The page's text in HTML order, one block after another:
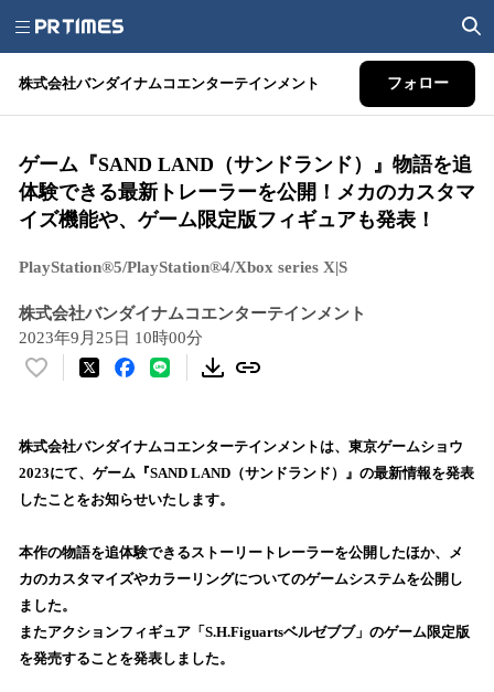
株式会社バンダイナムコエンターテインメント フォロー
ゲーム『SAND LAND（サンドランド）』物語を追
体験できる最新トレーラーを公開！メカのカスタマ
イズ機能や、ゲーム限定版フィギュアも発表！
PlayStation®5/PlayStation®4/Xbox series X|S
株式会社バンダイナムコエンターテインメント
2023年9月25日 10時00分
い
！
数
を
込
み
中
で
す
株式会社バンダイナムコエンターテインメントは、東京ゲームショウ
2023にて、ゲーム『SAND LAND（サンドランド）』の最新情報を発表
したことをお知らせいたします。
本作の物語を追体験できるストーリートレーラーを公開したほか、メ
カのカスタマイズやカラーリングについてのゲームシステムを公開し
ました。
またアクションフィギュア「S.H.Figuartsベルゼブブ」のゲーム限定版
を発売することを発表しました。